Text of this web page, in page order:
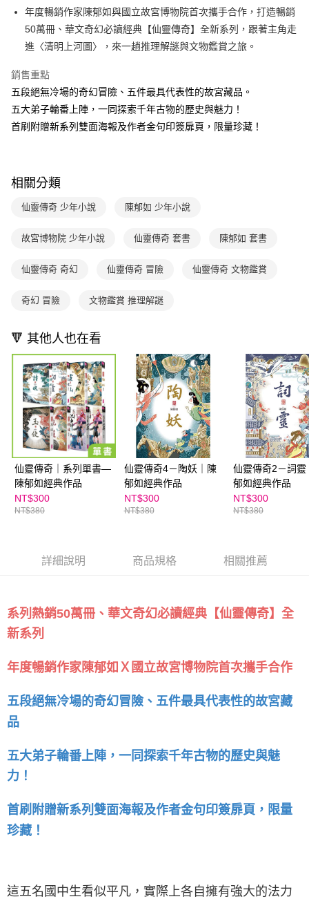
大哥付你分期
相關說明
【大哥付你分期使用說明】
1.本服務由台灣大哥大提供，台灣大哥大用戶可立即使用無須另外申請。
流程，驗證手機門號後，選擇欲分期的期數、繳款截止日，確認付款後即完
成交易。
3.實際核准額度、可分期數及費用金額請依後續交易確認頁面所載為準。
4.訂單成立30分鐘內，如未前往確認交易或遇審核未通過，訂單將自動取
消。如遇「轉專審核」未通過狀況，表示未達大哥付你分期系統評分，恕無
醒簡訊。
2.透過簡訊連結打開帳單後，可選擇「超商條碼／台灣大直營門市／銀行轉
帳／街口支付／iPASS MONEY」等通路繳費。
1.本服務係由「台灣大哥大股份有限公司」（以下簡稱本公司）所提供，讓
買賣價金債權讓與本公司後，依約使用本公司帳單繳交帳款。
由本公司與您本人進行分期帳單所需資料之確認、核對及更正。
AFTEE先享後付
相關說明
AFTEE先享後付是「在收到商品之後才付款」的支付方式。 讓您購物簡單
便利好安心！
１．簡單：不需註冊會員、不需綁卡、不需儲值。
２．便利：只要手機號碼，簡訊認證，即可結帳。
１．於結帳方式選擇「AFTEE先享後付」後，將跳轉至「AFTEE先享後付」
２．訂單成立數日內，您將收到繳費通知簡訊。
ATM／網路銀行／等多元方式進行付款，方視為交易完成。
※ 請注意：結帳手續完成當下不需立刻繳費，但若您需要取消訂單，請聯絡
後付繳納相關費用。
是否繳費成功／繳費後需取消欲退款等相關疑問，請聯繫「AFTEE先享後付
客戶支援中心」
https://netprotections.freshdesk.com/support/home
【注意事項】
１．透過由恩沛科技股份有限公司提供之「AFTEE先享後付」服務完成之交
易，需依本服務之必要範圍內提供個人資料，並將交易相關給付款項請求債
權轉讓予恩沛科技股份有限公司。
２．關於個人資料處理事宜，請瀏覽以下網址：
https://aftee.tw/terms/#terms3
３．未成年的使用者請事先徵得法定代理人或監護人之同意方可使用
「AFTEE先享後付」，若未經同意申辦者引起之損失，本公司不負相關責
任。
４．使用「AFTEE先享後付」時，將依據個別帳號之用戶狀況，依本公司即
時審查核予不同之上限額度；若仍有額度不足之情形，本公司將視審查結果
請求用戶進行身份認證。
５．嚴禁一人註冊多個帳號或使用他人資訊註冊。若發現惡意使用之情形，
恩沛科技股份有限公司將有權停止該用戶之使用額度並採取法律行動。
ATM付款
運送方式
每筆NT$70，滿NT$800(含以上)免運費
國內宅配/郵寄 (不適用離島、海外及郵局i郵箱)
每筆NT$200
年度暢銷作家陳郁如與國立故宮博物院首次攜手合作，打造暢銷
50萬冊、華文奇幻必讀經典【仙靈傳奇】全新系列，跟著主角走
進〈清明上河圖〉，來一趟推理解謎與文物鑑賞之旅。
銷售重點
五段絕無冷場的奇幻冒險、五件最具代表性的故宮藏品。
五大弟子輪番上陣，一同探索千年古物的歷史與魅力！
首刷附贈新系列雙面海報及作者金句印簽扉頁，限量珍藏！
相關分類
仙靈傳奇 少年小說 陳郁如 少年小說
故宮博物院 少年小說 仙靈傳奇 套書 陳郁如 套書
仙靈傳奇 奇幻 仙靈傳奇 冒險 仙靈傳奇 文物鑑賞
奇幻 冒險 文物鑑賞 推理解謎
🔻 其他人也在看
仙靈傳奇｜系列單書—
陳郁如經典作品
NT$300
NT$380
仙靈傳奇4－陶妖｜陳
郁如經典作品
NT$300
NT$380
仙靈傳奇2－詞靈
郁如經典作品
NT$300
NT$380
詳細說明 商品規格 相關推薦
系列熱銷50萬冊、華文奇幻必讀經典【仙靈傳奇】全
新系列
年度暢銷作家陳郁如Ｘ國立故宮博物院首次攜手合作
五段絕無冷場的奇幻冒險、五件最具代表性的故宮藏
品
五大弟子輪番上陣，一同探索千年古物的歷史與魅
力！
首刷附贈新系列雙面海報及作者金句印簽扉頁，限量
珍藏！
這五名國中生看似平凡，實際上各自擁有強大的法力